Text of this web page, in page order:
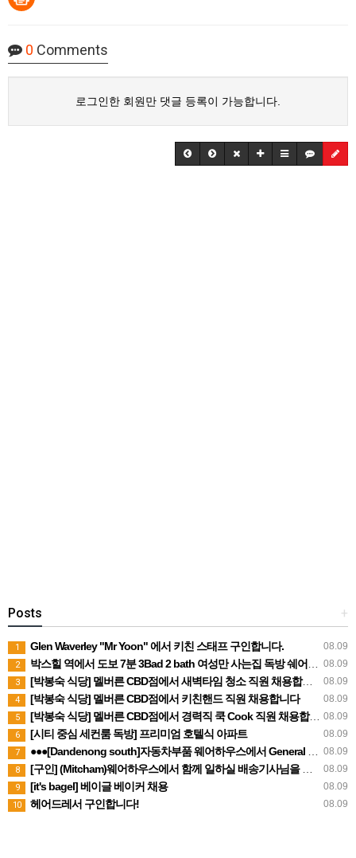
0 Comments
로그인한 회원만 댓글 등록이 가능합니다.
+
Posts
08.09
1 Glen Waverley "Mr Yoon" 에서 키친 스태프 구인합니다.
08.09
2 박스힐 역에서 도보 7분 3Bad 2 bath 여성만 사는집 독방 쉐어생 찾습니다 (280불 빌포함)
08.09
3 [박봉숙 식당] 멜버른 CBD점에서 새벽타임 청소 직원 채용합니다 (경력자 환영)
08.09
4 [박봉숙 식당] 멜버른 CBD점에서 키친핸드 직원 채용합니다
08.09
5 [박봉숙 식당] 멜버른 CBD점에서 경력직 쿡 Cook 직원 채용합니다
08.09
6 [시티 중심 세컨룸 독방] 프리미엄 호텔식 아파트
08.09
7 ●●●[Dandenong south]자동차부품 웨어하우스에서 General Hands ●파트타임 ●풀타임 (캐쥬얼)남성
08.09
8 [구인] (Mitcham)웨어하우스에서 함께 일하실 배송기사님을 구인중입니다
08.09
9 [it's bagel] 베이글 베이커 채용
08.09
10 헤어드레서 구인합니다!